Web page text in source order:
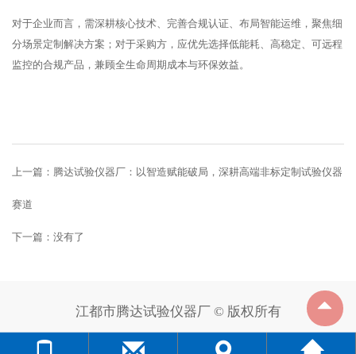
对于企业而言，需深耕核心技术、完善合规认证、布局智能运维，聚焦细
分场景定制解决方案；对于采购方，应优先选择低能耗、高稳定、可远程
监控的合规产品，兼顾全生命周期成本与环保效益。
上一篇： 腾达试验仪器厂：以智造赋能破局，深耕高端非标定制试验仪器
赛道
下一篇：没有了
江都市腾达试验仪器厂 © 版权所有